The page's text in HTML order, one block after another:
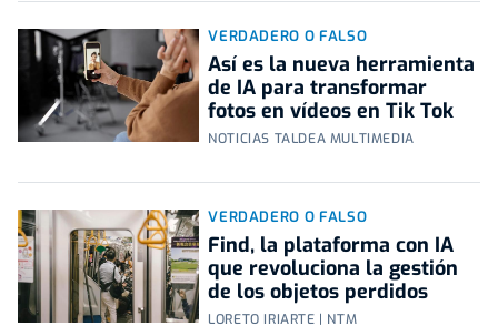
VERDADERO O FALSO
Así es la nueva herramienta
de IA para transformar
fotos en vídeos en Tik Tok
NOTICIAS TALDEA MULTIMEDIA
VERDADERO O FALSO
Find, la plataforma con IA
que revoluciona la gestión
de los objetos perdidos
LORETO IRIARTE | NTM